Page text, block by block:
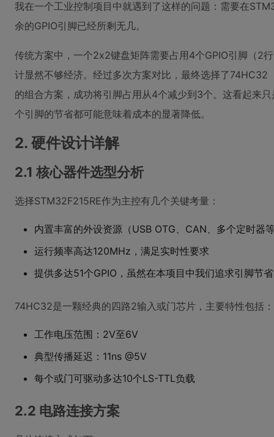
我在一个工业控制项目中就遇到了这样的问题：需要在
余的GPIO引脚已经所剩无几。
传统方案中，一个2x2键盘矩阵需要占用4个GPIO引脚（2
计显然不够经济。经过多次方案对比，最终选择了74HC32
的组合方案，成功将引脚占用从4个减少到3个。这看起来
个引脚的节省都可能意味着成本的显著降低。
2. 硬件设计详解
2.1 核心器件选型分析
选择STM32F215RE作为主控有几个关键考量：
内置丰富的外设资源（USB OTG、CAN、多个定时器
运行频率高达120MHz，满足实时性要求
提供多达51个GPIO，虽然在本项目中我们追求引脚节
74HC32是一颗经典的四路2输入或门芯片，主要特性包括：
工作电压范围：2V至6V
典型传播延迟：11ns @5V
每个或门可驱动多达10个LS-TTL负载
2.2 电路连接方案